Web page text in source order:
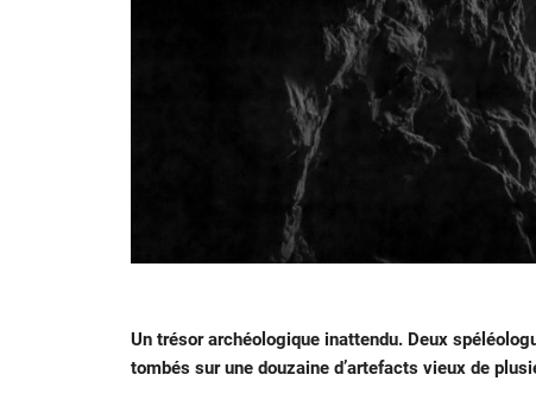
Un trésor archéologique inattendu. Deux
tombés sur une douzaine d’artefacts vieux de